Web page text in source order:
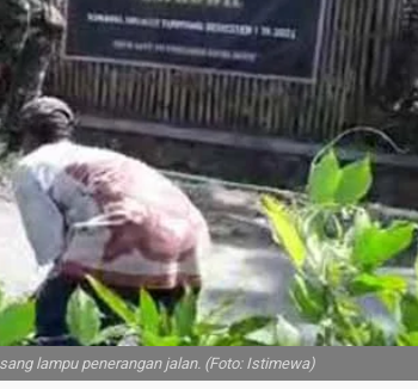
lampu penerangan jalan. (Foto: Istimewa)